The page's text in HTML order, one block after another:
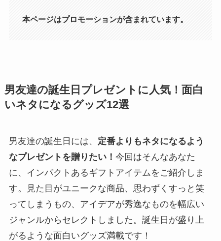
本ページはプロモーションが含まれています。
男友達の誕生日プレゼントに人気！面白
いネタになるグッズ12選
男友達の誕生日には、 定番よりもネタになるよう
なプレゼントを贈りたい！ 今回はそんなあなた
に、インパクトあるギフトアイテムをご紹介しま
す。見た目がユニークな商品、思わずくすっと笑
ってしまうもの、アイデアが秀逸なものを幅広い
ジャンルからセレクトしました。誕生日が盛り上
がるような面白いグッズ満載です！